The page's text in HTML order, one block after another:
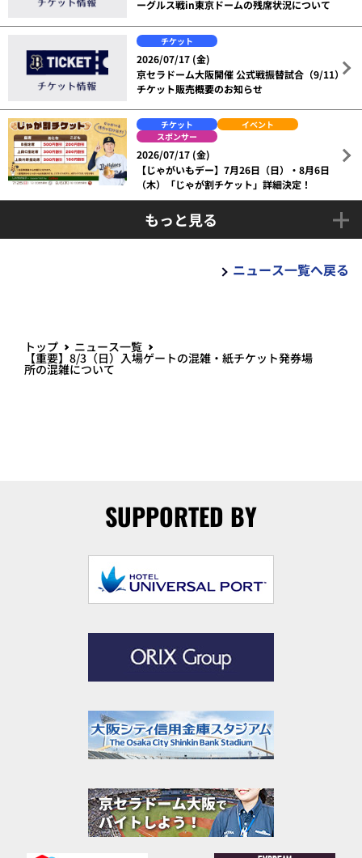
ーグルス戦in東京ドームの残席状況について
チケット
2026/07/17 (金)
京セラドーム大阪開催 公式戦振替試合（9/11）
チケット販売概要のお知らせ
チケット
イベント
スポンサー
2026/07/17 (金)
【じゃがいもデー】7月26日（日）・8月6日
（木）「じゃが割チケット」詳細決定！
もっと見る
ニュース一覧へ戻る
トップ ニュース一覧
【重要】8/3（日）入場ゲートの混雑・紙チケット発券場
所の混雑について
SUPPORTED BY